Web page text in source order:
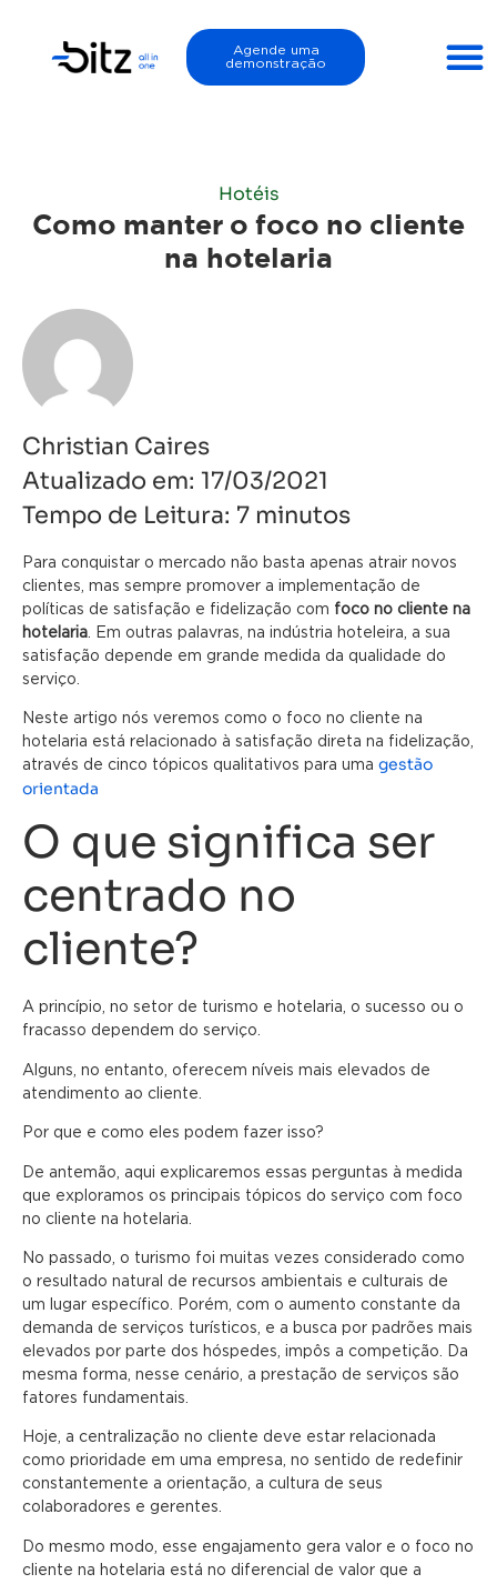
Agende uma
demonstração
Hotéis
Como manter o foco no cliente
na hotelaria
Christian Caires
Atualizado em: 17/03/2021
Tempo de Leitura: 7 minutos
Para conquistar o mercado não basta apenas atrair novos
clientes, mas sempre promover a implementação de
políticas de satisfação e fidelização com foco no cliente na
hotelaria . Em outras palavras, na indústria hoteleira, a sua
satisfação depende em grande medida da qualidade do
serviço.
Neste artigo nós veremos como o foco no cliente na
hotelaria está relacionado à satisfação direta na fidelização,
através de cinco tópicos qualitativos para uma gestão
orientada
O que significa ser
centrado no
cliente?
A princípio, no setor de turismo e hotelaria, o sucesso ou o
fracasso dependem do serviço.
Alguns, no entanto, oferecem níveis mais elevados de
atendimento ao cliente.
Por que e como eles podem fazer isso?
De antemão, aqui explicaremos essas perguntas à medida
que exploramos os principais tópicos do serviço com foco
no cliente na hotelaria.
No passado, o turismo foi muitas vezes considerado como
o resultado natural de recursos ambientais e culturais de
um lugar específico. Porém, com o aumento constante da
demanda de serviços turísticos, e a busca por padrões mais
elevados por parte dos hóspedes, impôs a competição. Da
mesma forma, nesse cenário, a prestação de serviços são
fatores fundamentais.
Hoje, a centralização no cliente deve estar relacionada
como prioridade em uma empresa, no sentido de redefinir
constantemente a orientação, a cultura de seus
colaboradores e gerentes.
Do mesmo modo, esse engajamento gera valor e o foco no
cliente na hotelaria está no diferencial de valor que a